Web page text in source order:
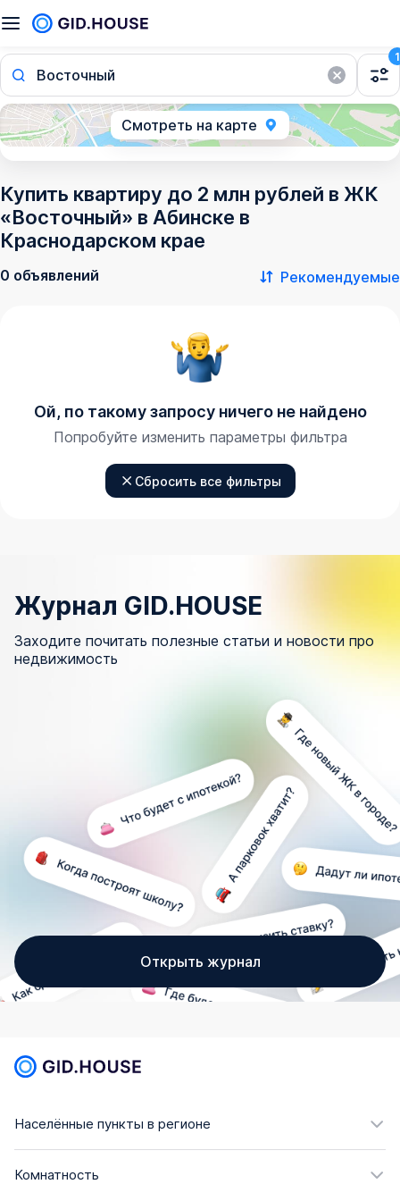
Восточный
1
Смотреть на карте
Купить квартиру до 2 млн рублей в ЖК
«Восточный» в Абинске в
Краснодарском крае
0 объявлений Рекомендуемые
Ой, по такому запросу ничего не найдено
Попробуйте изменить параметры фильтра
Сбросить все фильтры
Журнал GID.HOUSE
Заходите почитать полезные статьи и новости про
недвижимость
Открыть журнал
Населённые пункты в регионе
Комнатность